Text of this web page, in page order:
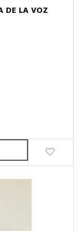
DE LA VOZ